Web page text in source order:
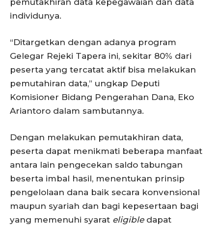
individunya.
“Ditargetkan dengan adanya program
Gelegar Rejeki Tapera ini, sekitar 80% dari
peserta yang tercatat aktif bisa melakukan
pemutahiran data,” ungkap Deputi
Komisioner Bidang Pengerahan Dana, Eko
Ariantoro dalam sambutannya.
Dengan melakukan pemutakhiran data,
peserta dapat menikmati beberapa manfaat
antara lain pengecekan saldo tabungan
beserta imbal hasil, menentukan prinsip
pengelolaan dana baik secara konvensional
maupun syariah dan bagi kepesertaan bagi
yang memenuhi syarat eligibledapat